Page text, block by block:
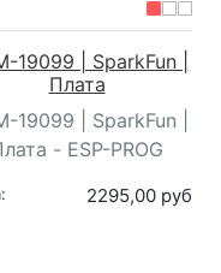
19099 | SparkFun |
Плата
19099 | SparkFun |
- ESP-PROG
2295,00 руб